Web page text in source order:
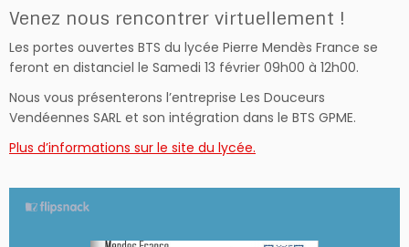
Venez nous rencontrer virtuellement !
Les portes ouvertes BTS du lycée Pierre Mendès France se
feront en distanciel le Samedi 13 février 09h00 à 12h00.
Nous vous présenterons l’entreprise Les Douceurs
Vendéennes SARL et son intégration dans le BTS GPME.
Plus d’informations sur le site du lycée.